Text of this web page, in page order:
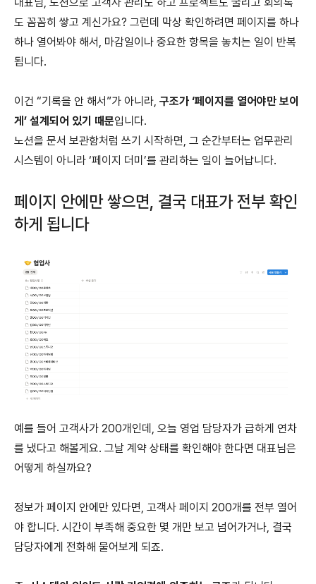
도 꼼꼼히 쌓고 계신가요? 그런데 막상 확인하려면 페이지를 하나
하나 열어봐야 해서, 마감일이나 중요한 항목을 놓치는 일이 반복
됩니다.
이건 “기록을 안 해서”가 아니라, 구조가 ‘페이지를 열어야만 보이
게’ 설계되어 있기 때문입니다.
노션을 문서 보관함처럼 쓰기 시작하면, 그 순간부터는 업무관리
시스템이 아니라 ‘페이지 더미’를 관리하는 일이 늘어납니다.
페이지 안에만 쌓으면, 결국 대표가 전부 확인
하게 됩니다
예를 들어 고객사가 200개인데, 오늘 영업 담당자가 급하게 연차
를 냈다고 해볼게요. 그날 계약 상태를 확인해야 한다면 대표님은
어떻게 하실까요?
정보가 페이지 안에만 있다면, 고객사 페이지 200개를 전부 열어
야 합니다. 시간이 부족해 중요한 몇 개만 보고 넘어가거나, 결국
담당자에게 전화해 물어보게 되죠.